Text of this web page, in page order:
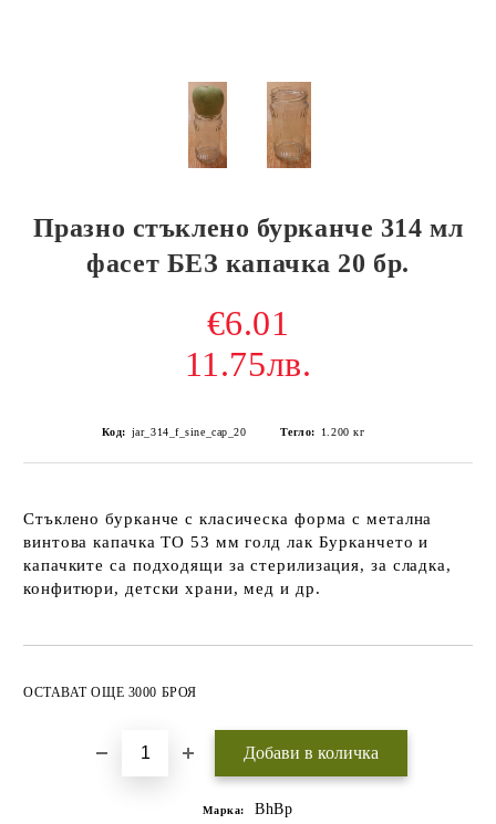
Празно стъклено бурканче 314 мл
фасет БЕЗ капачка 20 бр.
€6.01
11.75лв.
Код: jar_314_f_sine_cap_20 Тегло: 1.200 кг
Стъклено бурканче с класическа форма с метална
винтова капачка ТО 53 мм голд лак Бурканчето и
капачките са подходящи за стерилизация, за сладка,
конфитюри, детски храни, мед и др.
ОСТАВАТ ОЩЕ 3000 БРОЯ
Марка: BhBp